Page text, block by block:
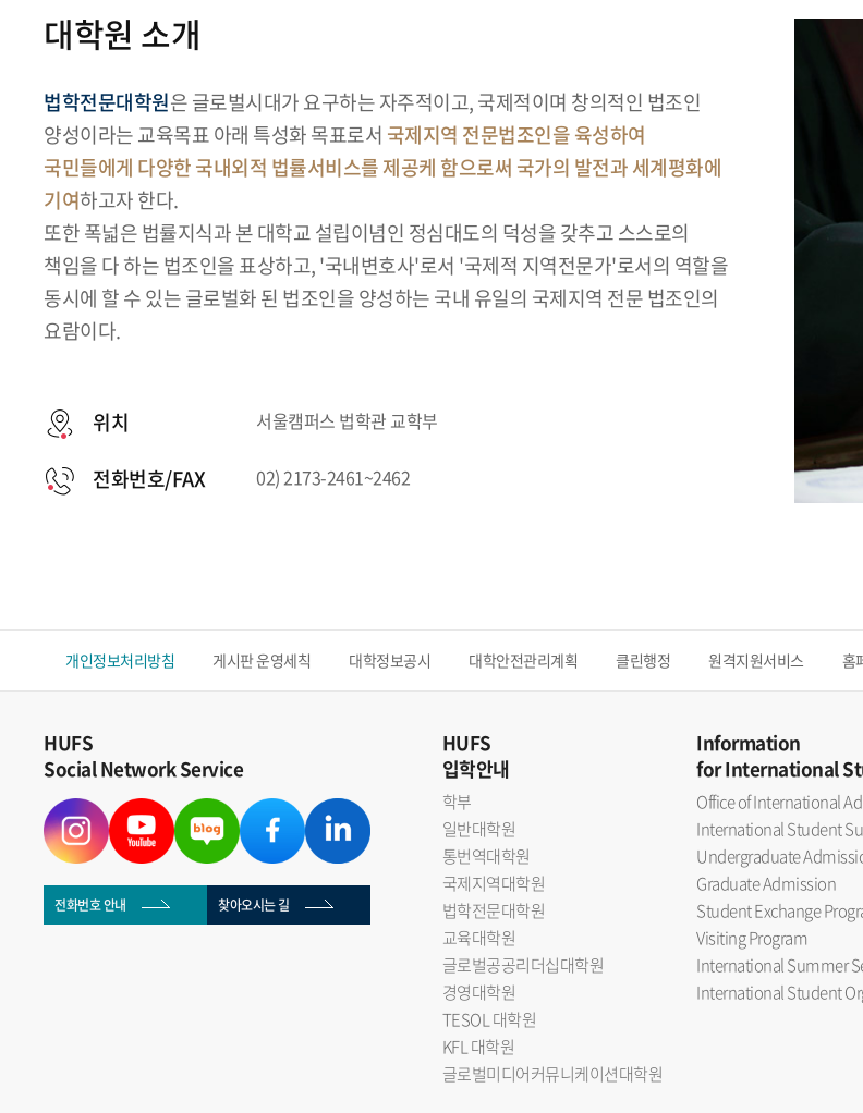
대학원 소개
법학전문대학원은 글로벌시대가 요구하는 자주적이고, 국제적이며 창의적인 법조인
양성이라는 교육목표 아래 특성화 목표로서 국제지역 전문법조인을 육성하여
국민들에게 다양한 국내외적 법률서비스를 제공케 함으로써 국가의 발전과 세계평화에
기여하고자 한다.
또한 폭넓은 법률지식과 본 대학교 설립이념인 정심대도의 덕성을 갖추고 스스로의
책임을 다 하는 법조인을 표상하고, '국내변호사'로서 '국제적 지역전문가'로서의 역할을
동시에 할 수 있는 글로벌화 된 법조인을 양성하는 국내 유일의 국제지역 전문 법조인의
요람이다.
위치 서울캠퍼스 법학관 교학부
전화번호/FAX 02) 2173-2461~2462
개인정보처리방침 게시판 운영세칙 대학정보공시 대학안전관리계획 클린행정 원격지원서비스 홈
HUFS
Social Network Service
전화번호 안내 찾아오시는 길
HUFS
입학안내
학부
일반대학원
통번역대학원
국제지역대학원
법학전문대학원
교육대학원
글로벌공공리더십대학원
경영대학원
TESOL 대학원
KFL 대학원
글로벌미디어커뮤니케이션대학원
Information
for International
Office of International
International Student
Undergraduate
Graduate Admission
Student Exchange
Visiting Program
International Summer
International Student